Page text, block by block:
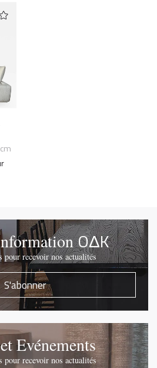
OΔK
pour recevoir nos actualités
S'abonner
Evénements
pour recevoir nos actualités